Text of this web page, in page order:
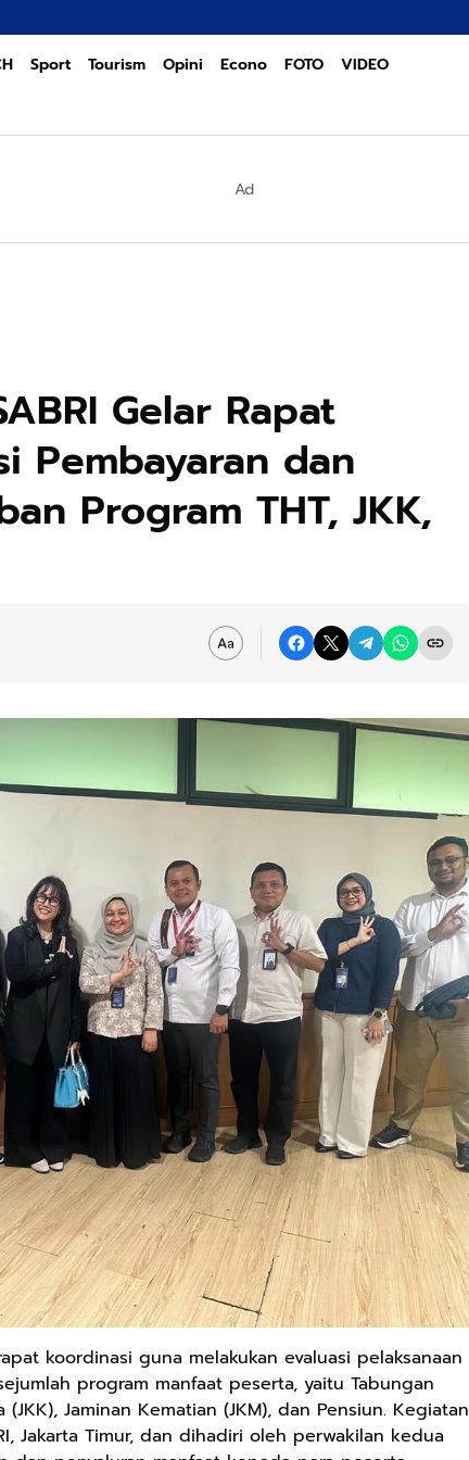
Sport Tourism Opini Econo FOTO VIDEO
Ad
Gelar Rapat
Pembayaran dan
Program THT, JKK,
koordinasi guna melakukan evaluasi pelaksanaan
program manfaat peserta, yaitu Tabungan
(JKK), Jaminan Kematian (JKM), dan Pensiun. Kegiatan
Jakarta Timur, dan dihadiri oleh perwakilan kedua